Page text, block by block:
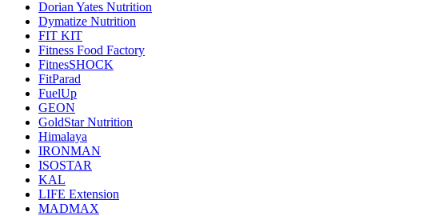
Dorian Yates Nutrition
Dymatize Nutrition
FIT KIT
Fitness Food Factory
FitnesSHOCK
FitParad
FuelUp
GEON
GoldStar Nutrition
Himalaya
IRONMAN
ISOSTAR
KAL
LIFE Extension
MADMAX